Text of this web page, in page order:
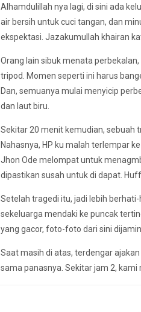
Alhamdulillah nya lagi, di sini ada
air bersih untuk cuci tangan, dan
ekspektasi. Jazakumullah khairan
Orang lain sibuk menata
tripod. Momen seperti ini harus
Dan, semuanya mulai menyicip
dan laut biru.
Sekitar 20 menit kemudian, sebuah
Nahasnya, HP ku malah terlempar
Jhon Ode melompat untuk
dipastikan susah untuk di dapat.
Setelah tragedi itu, jadi lebih
sekeluarga mendaki ke puncak
yang gacor, foto-foto dari sini dijamin
Saat masih di atas, terdengar
sama panasnya. Sekitar jam 2,